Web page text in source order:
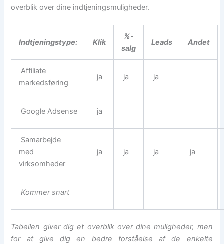
overblik over dine indtjeningsmuligheder.
Indtjeningstype: Klik
%-
salg
Leads Andet
Affiliate
markedsføring
ja ja ja
Google Adsense ja
Samarbejde
med
virksomheder
ja ja ja ja
Kommer snart
Tabellen giver dig et overblik over dine muligheder, men
for at give dig en bedre forståelse af de enkelte